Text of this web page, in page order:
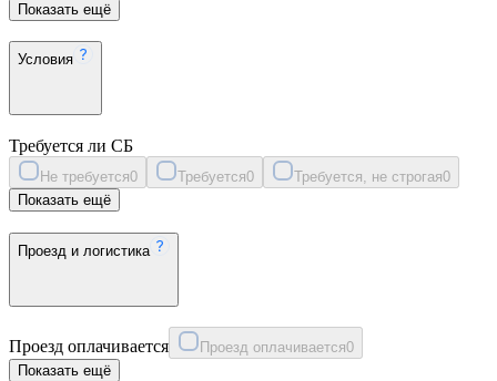
Показать ещё
Условия
Требуется ли СБ
Не требуется0 Требуется0 Требуется, не строгая0
Показать ещё
Проезд и логистика
Проезд оплачивается Проезд оплачивается0
Показать ещё